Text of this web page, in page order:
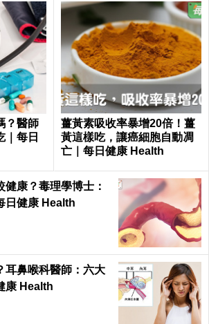
？醫師
｜每日
薑黃素吸收率暴增20倍！薑
黃這樣吃，讓癌細胞自動凋
亡｜每日健康 Health
健康？毒理學博士：
日健康 Health
耳鼻喉科醫師：六大
康 Health